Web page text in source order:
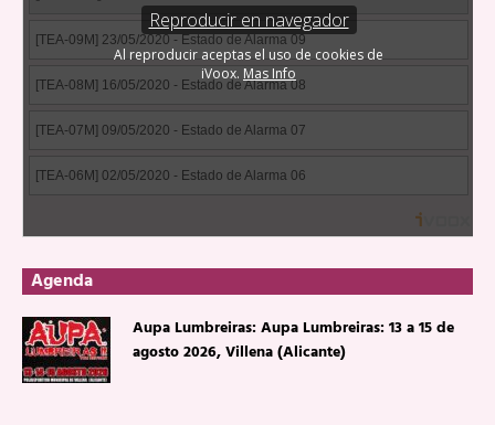
Agenda
Aupa Lumbreiras: Aupa Lumbreiras: 13 a 15 de
agosto 2026, Villena (Alicante)